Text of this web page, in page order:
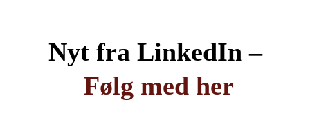
Nyt fra LinkedIn –
Følg med her